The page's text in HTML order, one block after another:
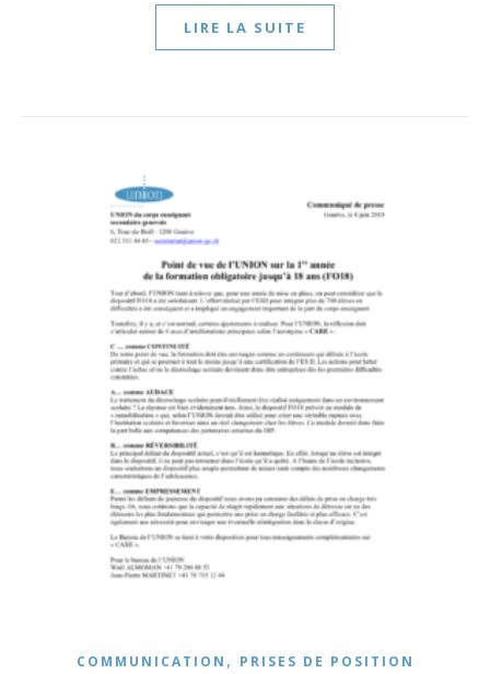
LIRE LA SUITE
COMMUNICATION , PRISES DE POSITION